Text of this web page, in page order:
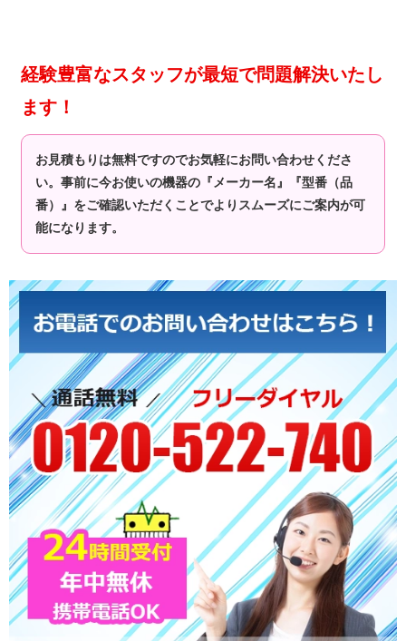
経験豊富なスタッフが最短で問題解決いたし
ます！
お見積もりは無料ですのでお気軽にお問い合わせくださ
い。事前に今お使いの機器の『メーカー名』『型番（品
番）』をご確認いただくことでよりスムーズにご案内が可
能になります。